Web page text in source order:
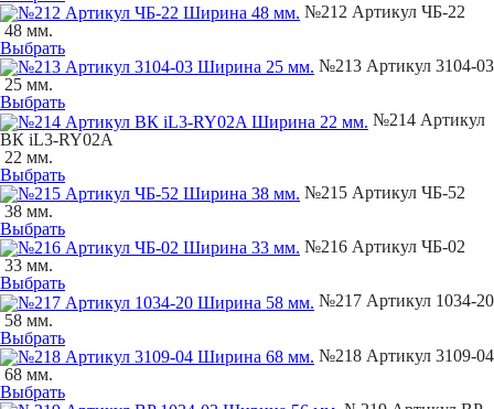
№212 Артикул ЧБ-22
48 мм.
Выбрать
№213 Артикул 3104-03
25 мм.
Выбрать
№214 Артикул
ВК iL3-RY02A
22 мм.
Выбрать
№215 Артикул ЧБ-52
38 мм.
Выбрать
№216 Артикул ЧБ-02
33 мм.
Выбрать
№217 Артикул 1034-20
58 мм.
Выбрать
№218 Артикул 3109-04
68 мм.
Выбрать